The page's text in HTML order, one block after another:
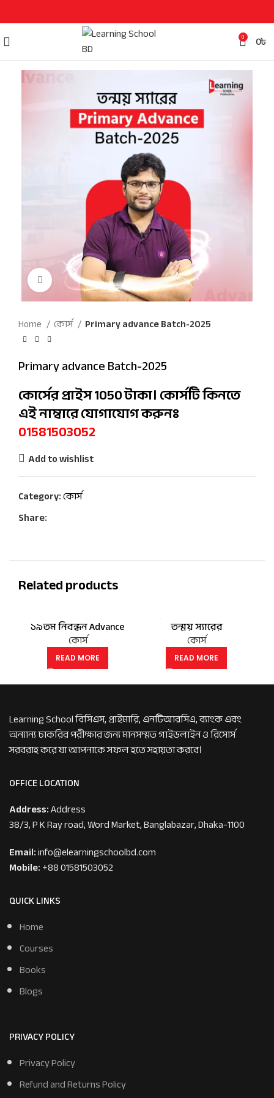
0 0৳
Click to enlarge
Home কোর্স Primary advance Batch-2025
Primary advance Batch-2025
কোর্সের প্রাইস 1050 টাকা। কোর্সটি কিনতে
এই নাম্বারে যোগাযোগ করুনঃ
01581503052
Add to wishlist
Category:কোর্স
Share:
Related products
১৯তম নিবন্ধন Advance
ব্যাচ
কোর্স
READ MORE
তন্ময় স্যারের
Basic Math Course
কোর্স
READ MORE
Learning School বিসিএস, প্রাইমারি, এনটিআরসিএ, ব্যাংক এবং
অন্যান্য চাকরির পরীক্ষার জন্য মানসম্মত গাইডলাইন ও রিসোর্স
সরবরাহ করে যা আপনাকে সফল হতে সহায়তা করবে।
OFFICE LOCATION
Address:Address
38/3, P K Ray road, Word Market, Banglabazar, Dhaka-1100
Email:info@elearningschoolbd.com
Mobile:+88 01581503052
QUICK LINKS
Home
Courses
Books
Blogs
PRIVACY POLICY
Privacy Policy
Refund and Returns Policy